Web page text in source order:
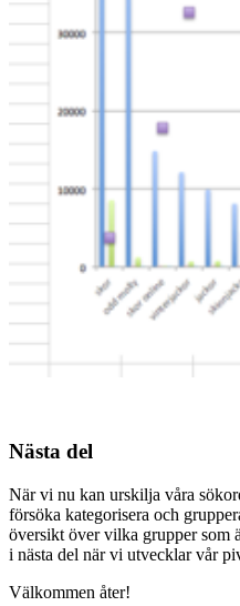
Nästa del
När vi nu kan urskilja våra
försöka kategorisera och
översikt över vilka grupper som
i nästa del när vi utvecklar vår
Välkommen åter!